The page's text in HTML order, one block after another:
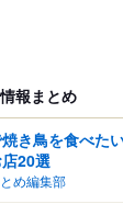
報まとめ
き鳥を食べた
20選
め編集部